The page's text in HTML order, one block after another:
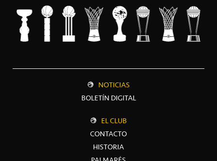
NOTICIAS
BOLETÍN DIGITAL
EL CLUB
CONTACTO
HISTORIA